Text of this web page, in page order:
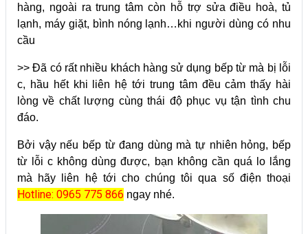
hàng, ngoài ra trung tâm còn hỗ trợ sửa điều hoà, tủ
lạnh, máy giặt, bình nóng lạnh…khi người dùng có nhu
cầu
>> Đã có rất nhiều khách hàng sử dụng bếp từ mà bị lỗi
c, hầu hết khi liên hệ tới trung tâm đều cảm thấy hài
lòng về chất lượng cùng thái độ phục vụ tận tình chu
đáo.
Bởi vậy nếu bếp từ đang dùng mà tự nhiên hỏng, bếp
từ lỗi c không dùng được, bạn không cần quá lo lắng
mà hãy liên hệ tới cho chúng tôi qua số điện thoại
Hotline: 0965 775 866 ngay nhé.